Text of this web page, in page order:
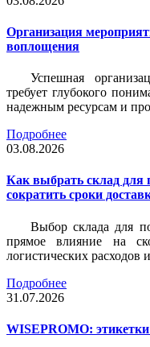
Организация
воплощения
Успешная
требует глубокого
надежным ресурсам и
Подробнее
03.08.2026
Как выбрать склад для
сократить сроки
Выбор склада для
прямое влияние на
логистических расходов
Подробнее
31.07.2026
WISEPROMO: